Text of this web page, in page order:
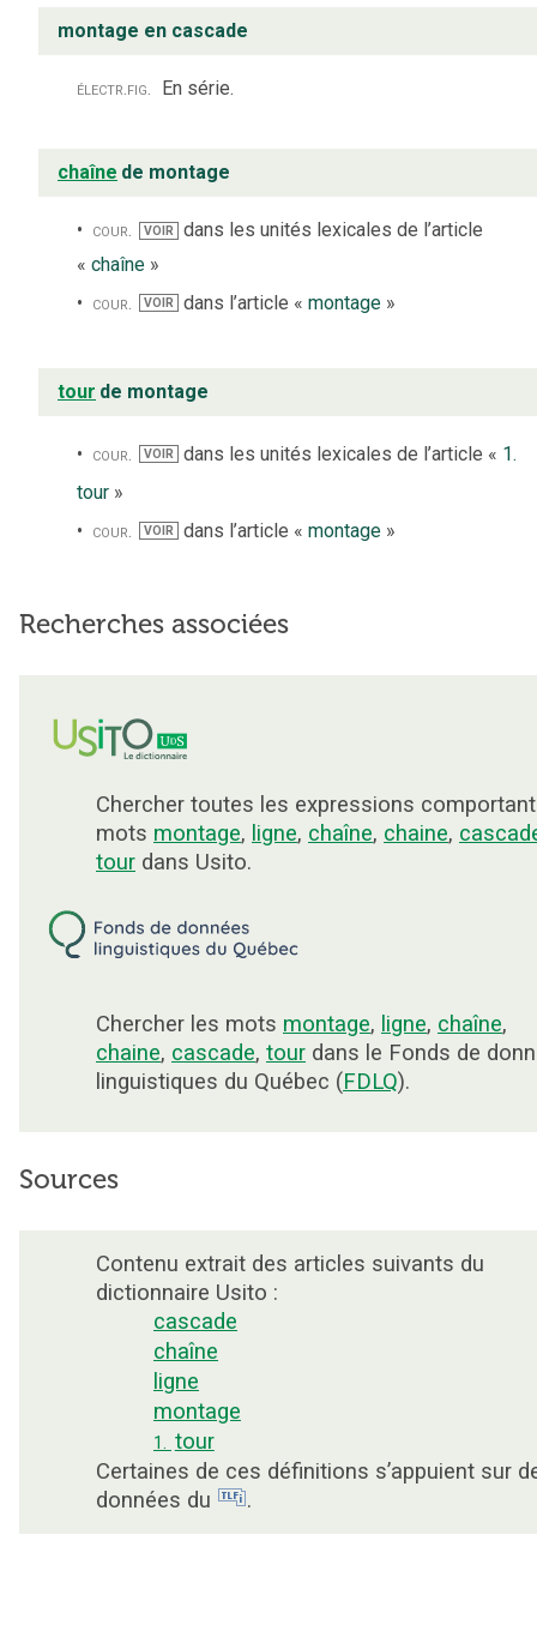
montage en cascade
électr. fig. En série.
chaîne de montage
cour. VOIR dans les unités lexicales de l’article
« chaîne »
cour.
VOIR dans l’article « montage»
tour de montage
cour. VOIR dans les unités lexicales de l’article « 1.
tour »
cour.
VOIR dans l’article « montage»
Recherches associées
Chercher toutes les expressions
mots montage, ligne, chaîne, chaine,
tour dans Usito.
Chercher les mots montage, ligne, chaîne,
chaine, cascade, tour dans le Fonds de
linguistiques du Québec (FDLQ).
Sources
Contenu extrait des articles suivants du
dictionnaire Usito :
cascade
chaîne
ligne
montage
1. tour
Certaines de ces définitions s’appuient sur
données du
.